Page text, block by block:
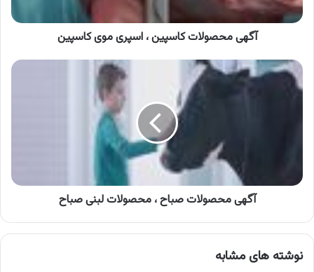
آگهی محصولات کاسپین ، اسپری موی کاسپین
آگهی
محصولات
صباح
آگهی محصولات صباح ، محصولات لبنی صباح
نوشته های مشابه